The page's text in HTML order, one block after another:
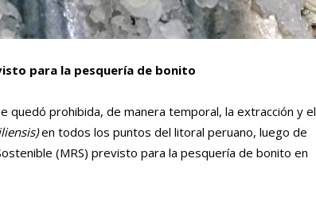
para la pesquería de bonito
quedó prohibida, de manera temporal, la extracción y el
en todos los puntos del litoral peruano, luego de
(MRS) previsto para la pesquería de bonito en